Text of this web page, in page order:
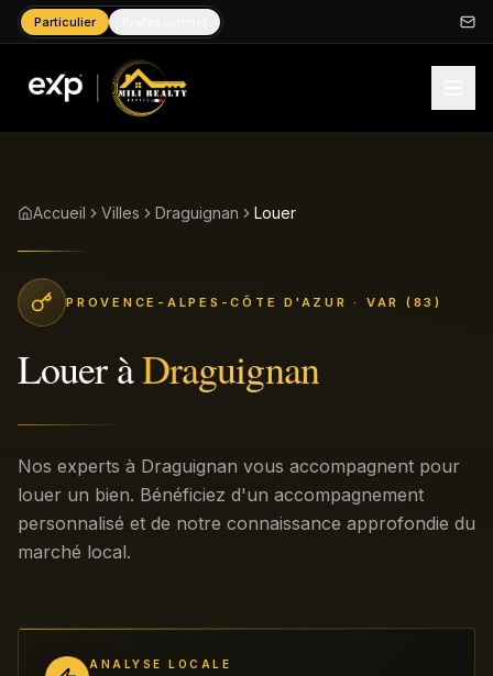
Particulier
Accueil Villes Draguignan Louer
PROVENCE-ALPES-CÔTE D'AZUR · VAR (83)
LoueràDraguignan
Nos experts à Draguignan vous accompagnent pour
louer un bien. Bénéficiez d'un accompagnement
personnalisé et de notre connaissance approfondie du
marché local.
ANALYSE LOCALE